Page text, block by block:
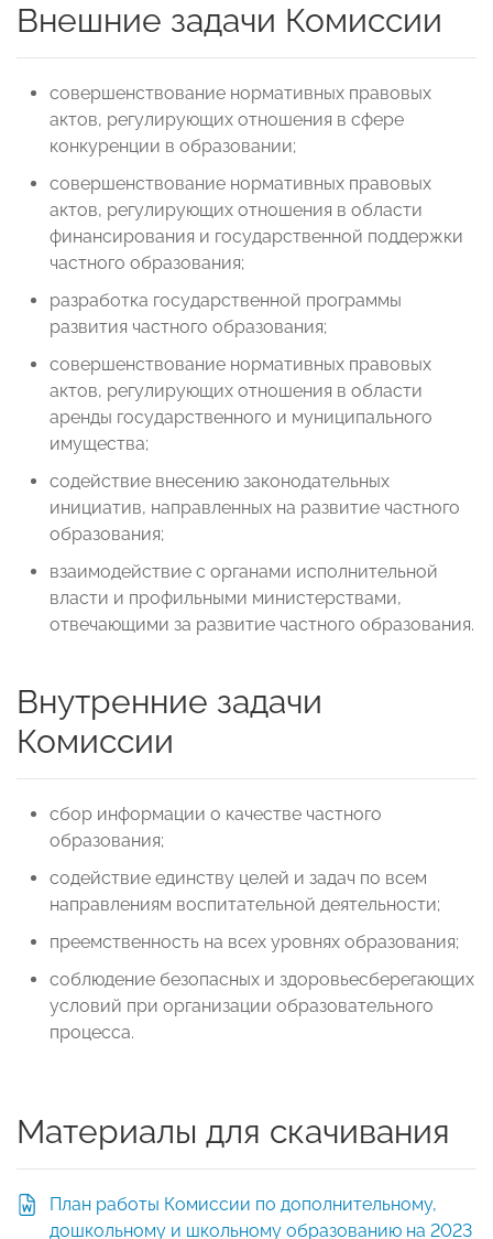
Внешние задачи Комиссии
совершенствование нормативных правовых
актов, регулирующих отношения в сфере
конкуренции в образовании;
совершенствование нормативных правовых
актов, регулирующих отношения в области
финансирования и государственной поддержки
частного образования;
разработка государственной программы
развития частного образования;
совершенствование нормативных правовых
актов, регулирующих отношения в области
аренды государственного и муниципального
имущества;
содействие внесению законодательных
инициатив, направленных на развитие частного
образования;
взаимодействие с органами исполнительной
власти и профильными министерствами,
отвечающими за развитие частного образования.
Внутренние задачи
Комиссии
сбор информации о качестве частного
образования;
содействие единству целей и задач по всем
направлениям воспитательной деятельности;
преемственность на всех уровнях образования;
соблюдение безопасных и здоровьесберегающих
условий при организации образовательного
процесса.
Материалы для скачивания
План работы Комиссии по дополнительному,
дошкольному и школьному образованию на 2023